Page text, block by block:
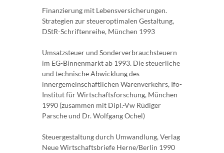
Finanzierung mit Lebensversicherungen.
Strategien zur steueroptimalen Gestaltung,
DStR-Schriftenreihe, München 1993
Umsatzsteuer und Sonderverbrauchsteuern
im EG-Binnenmarkt ab 1993. Die steuerliche
und technische Abwicklung des
innergemeinschaftlichen Warenverkehrs, Ifo-
Institut für Wirtschaftsforschung, München
1990 (zusammen mit Dipl.-Vw Rüdiger
Parsche und Dr. Wolfgang Ochel)
Steuergestaltung durch Umwandlung, Verlag
Neue Wirtschaftsbriefe Herne/Berlin 1990